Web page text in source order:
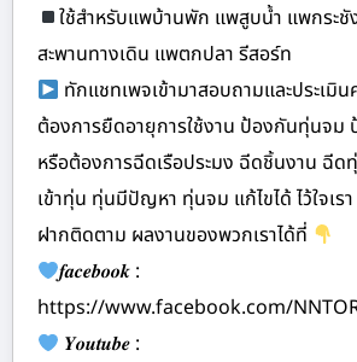
ใช้สำหรับแพบ้านพัก แพสูบน้ำ แพกระชั
สะพานทางเดิน แพตกปลา รีสอร์ท
ทักแชทเพจเข้ามาสอบถามและประเมิน
ต้องการยืดอายุการใช้งาน ป้องกันทุ่นจม
หรือต้องการฉีดเรือประมง ฉีดชิ้นงาน ฉีด
เข้าทุ่น ทุ่นมีปัญหา ทุ่นจม แก้ไขได้ ไว้ใจเรา
ฝากติดตาม ผลงานของพวกเราได้ที่
𝒇𝒂𝒄𝒆𝒃𝒐𝒐𝒌 :
https://www.facebook.com/
𝒀𝒐𝒖𝒕𝒖𝒃𝒆 :